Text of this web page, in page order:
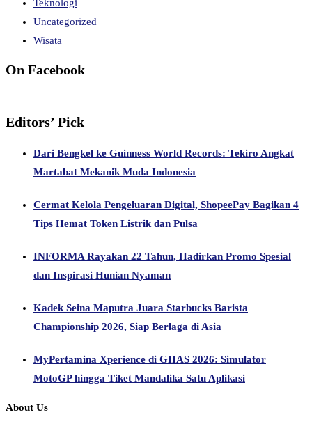
Teknologi
Uncategorized
Wisata
On Facebook
Editors’ Pick
Dari Bengkel ke Guinness World Records: Tekiro Angkat
Martabat Mekanik Muda Indonesia
Cermat Kelola Pengeluaran Digital, ShopeePay Bagikan 4
Tips Hemat Token Listrik dan Pulsa
INFORMA Rayakan 22 Tahun, Hadirkan Promo Spesial
dan Inspirasi Hunian Nyaman
Kadek Seina Maputra Juara Starbucks Barista
Championship 2026, Siap Berlaga di Asia
MyPertamina Xperience di GIIAS 2026: Simulator
MotoGP hingga Tiket Mandalika Satu Aplikasi
About Us